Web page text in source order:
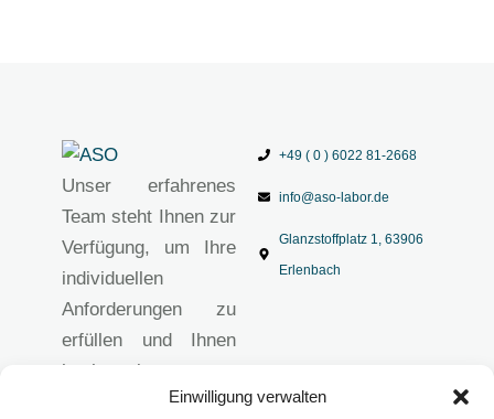
Einwilligung verwalten
Unser erfahrenes
Team steht Ihnen zur
Verfügung, um Ihre
individuellen
Anforderungen zu
erfüllen und Ihnen
hochwertige
+49 ( 0 ) 6022 81-2668
info@aso-labor.de
Glanzstoffplatz 1, 63906
Erlenbach